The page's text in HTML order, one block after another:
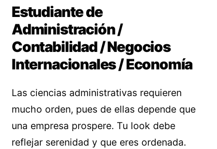
Estudiante de
Administración /
Contabilidad / Negocios
Internacionales / Economía
Las ciencias administrativas requieren
mucho orden, pues de ellas depende que
una empresa prospere. Tu look debe
reflejar serenidad y que eres ordenada.